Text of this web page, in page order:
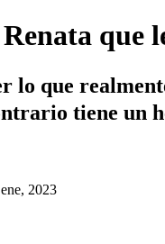
que
lo que
tiene un
2023